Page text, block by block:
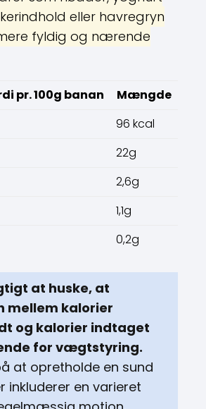
eller havregryn
fyldig og nærende
pr. 100g banan
Mængde
96 kcal
22g
2,6g
1,1g
0,2g
at huske, at
mellem kalorier
og kalorier indtaget
for vægtstyring.
at opretholde en sund
inkluderer en varieret
motion.